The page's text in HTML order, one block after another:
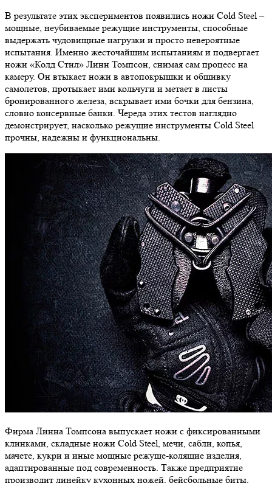
В результате этих экспериментов появились ножи Cold Steel –
мощные, неубиваемые режущие инструменты, способные
выдержать чудовищные нагрузки и просто невероятные
испытания. Именно жесточайшим испытаниям и подвергает
ножи «Колд Стил» Линн Томпсон, снимая сам процесс на
камеру. Он втыкает ножи в автопокрышки и обшивку
самолетов, протыкает ими кольчуги и метает в листы
бронированного железа, вскрывает ими бочки для бензина,
словно консервные банки. Череда этих тестов наглядно
демонстрирует, насколько режущие инструменты Cold Steel
прочны, надежны и функциональны.
Фирма Линна Томпсона выпускает ножи с фиксированными
клинками, складные ножи Cold Steel, мечи, сабли, копья,
мачете, кукри и иные мощные режуще-колящие изделия,
адаптированные под современность. Также предприятие
производит линейку кухонных ножей, бейсбольные биты,